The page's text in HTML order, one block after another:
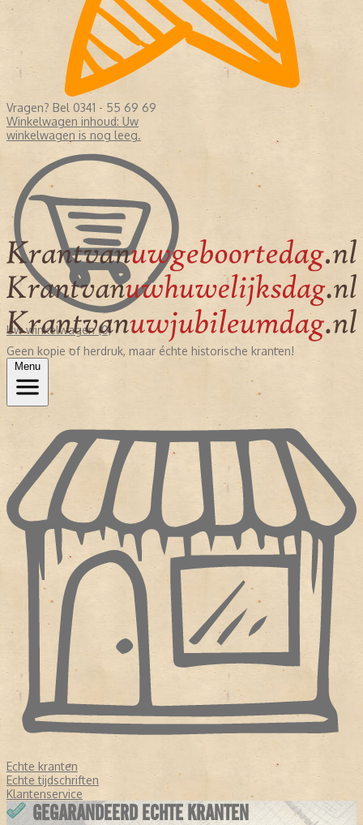
Vragen? Bel 0341 - 55 69 69
Winkelwagen inhoud: Uw
winkelwagen is nog leeg.
Uw winkelwagen (0)
Geen kopie of herdruk, maar échte historische kranten!
Menu
Echte kranten
Echte tijdschriften
Klantenservice
GEGARANDEERD ECHTE KRANTEN